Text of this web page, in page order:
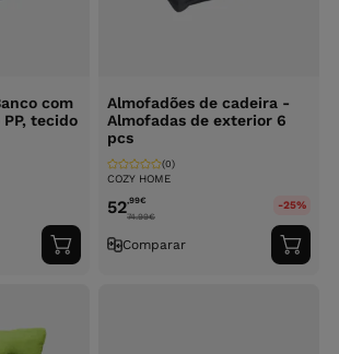
com
tecido
Adicionar
ao
Almofadões de cadeira -
Almofadas de exterior 6
pcs
COZY HOME
(0)
52,99€
74.99€
-25%
Comparar
ao